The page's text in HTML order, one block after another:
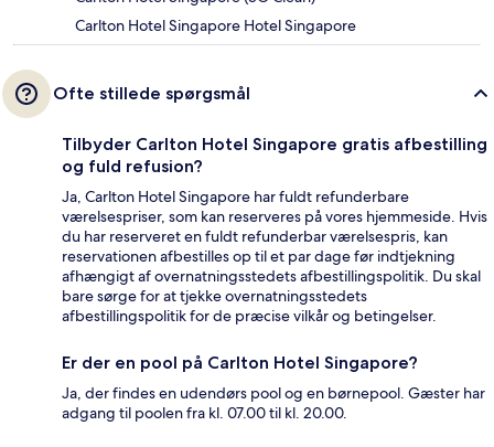
Carlton Hotel Singapore Hotel Singapore
Ofte stillede spørgsmål
Tilbyder Carlton Hotel Singapore gratis afbestilling
og fuld refusion?
Ja, Carlton Hotel Singapore har fuldt refunderbare
værelsespriser, som kan reserveres på vores hjemmeside. Hvis
du har reserveret en fuldt refunderbar værelsespris, kan
reservationen afbestilles op til et par dage før indtjekning
afhængigt af overnatningsstedets afbestillingspolitik. Du skal
bare sørge for at tjekke overnatningsstedets
afbestillingspolitik for de præcise vilkår og betingelser.
Er der en pool på Carlton Hotel Singapore?
Ja, der findes en udendørs pool og en børnepool. Gæster har
adgang til poolen fra kl. 07.00 til kl. 20.00.